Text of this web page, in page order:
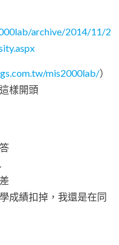
archive/2014/11/2
mis2000lab/）
樣開頭
成績扣掉，我還是在同